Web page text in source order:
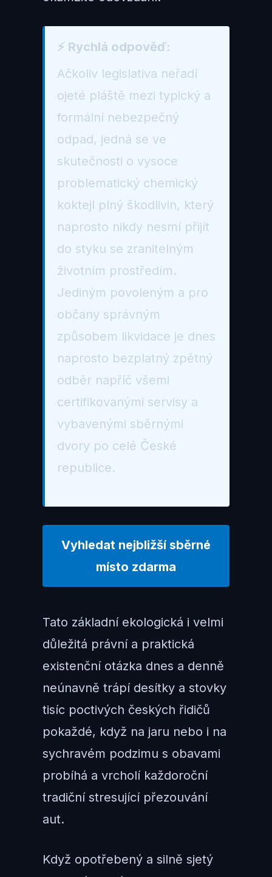
⚡ Rychlá odpověď:
Ačkoliv legislativa neřadí
ojeté pláště mezi typický a
formální nebezpečný
odpad, jedná se ve
skutečnosti o vysoce
problematický chemický
koktejl plný škodlivin, který
naprosto nikdy nesmí přijít
do styku se zranitelným
životním prostředím.
Jediným povoleným a pro
občany správným
způsobem likvidace je dnes
naprosto bezplatný zpětný
odběr napříč všemi
certifikovanými servisy a
vybavenými sběrnými
dvory po celé České
republice.
Vyhledat nejbližší sběrné
místo zdarma
Tato základní ekologická i velmi
důležitá právní a praktická
existenční otázka dnes a denně
neúnavně trápí desítky a stovky
tisíc poctivých českých řidičů
pokaždé, když na jaru nebo i na
sychravém podzimu s obavami
probíhá a vrcholí každoroční
tradiční stresující přezouvání
aut.
Když opotřebený a silně sjetý